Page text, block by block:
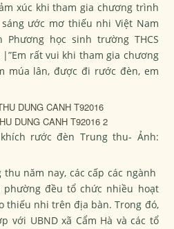
xúc khi tham gia chương trình
ước mơ thiếu nhi Việt Nam
học sinh trường THCS
|”Em rất vui khi tham gia chương
múa lân, được đi rước đèn, em
rước đèn Trung thu- Ảnh:
năm nay, các cấp các ngành
đều tổ chức nhiều hoạt
thiếu nhi trên địa bàn. Trong đó,
với UBND xã Cẩm Hà và các tổ